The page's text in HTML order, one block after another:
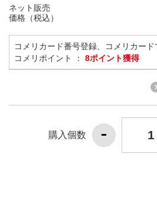
ネット販売
価格（税込）
コメリカード番号登録、コメリカー
コメリポイント ： 8ポイント獲得
購入個数